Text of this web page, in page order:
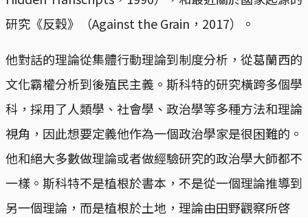
研究《反穀》（Against the Grain，2017）。
他對話的理論從集體行動理論到制度分析，從葛蘭西的
文化霸權分析到後殖民主義。斯科特的研究橫跨多個學
科，採用了人類學、社會學、政治學等多種方法和理論
視角，因此想要定義他作為一個政治學家是很困難的。
他和絕大多數做理論或者做經驗研究的政治學大師都不
一樣。斯科特不是植根於書本，不是從一個理論推導到
另一個理論，而是植根於土地，理論由田野觀察所啓